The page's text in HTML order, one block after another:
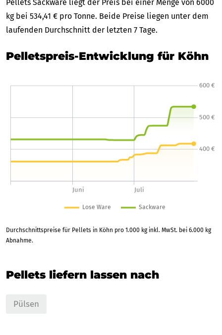
Pellets Sackware liegt der Preis bei einer Menge von 6000
kg bei 534,41 € pro Tonne. Beide Preise liegen unter dem
laufenden Durchschnitt der letzten 7 Tage.
Pelletspreis-Entwicklung für Köhn
Durchschnittspreise für Pellets in Köhn pro 1.000 kg inkl. MwSt. bei 6.000 kg
Abnahme.
Pellets liefern lassen nach
Pülsen